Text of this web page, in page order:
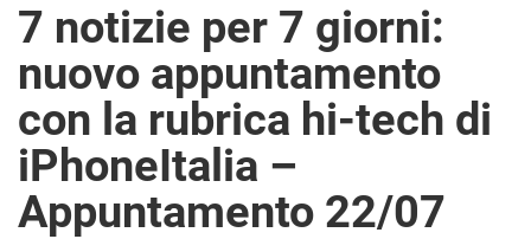
7 notizie per 7 giorni:
nuovo appuntamento
con la rubrica hi-tech di
iPhoneItalia –
Appuntamento 22/07